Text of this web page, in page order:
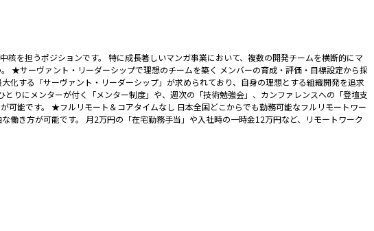
を担うポジションです。 特に成長著しいマンガ事業において、複数の開発チームを横断的にマ
★サーヴァント・リーダーシップで理想のチームを築く メンバーの育成・評価・目標設定から採
化する「サーヴァント・リーダーシップ」が求められており、自身の理想とする組織開発を追求
りにメンターが付く「メンター制度」や、週次の「技術勉強会」、カンファレンスへの「登壇支
可能です。 ★フルリモート＆コアタイムなし 日本全国どこからでも勤務可能なフルリモートワー
き方が可能です。 月2万円の「在宅勤務手当」や入社時の一時金12万円など、リモートワーク